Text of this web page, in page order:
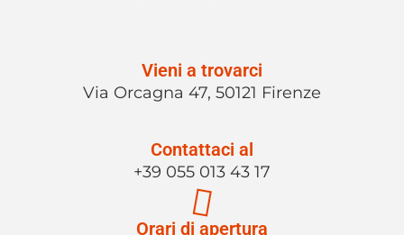
Vieni a trovarci
Via Orcagna 47, 50121 Firenze
Contattaci al
+39 055 013 43 17
Orari di apertura